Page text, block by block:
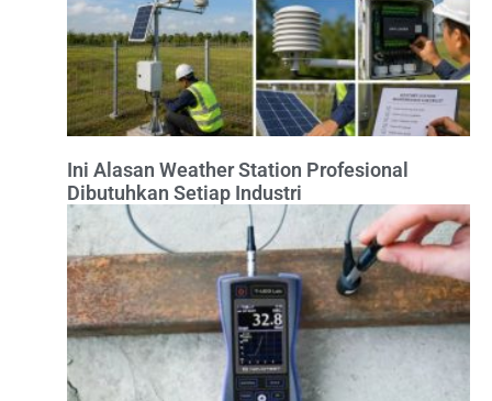
Ini Alasan Weather Station Profesional
Dibutuhkan Setiap Industri